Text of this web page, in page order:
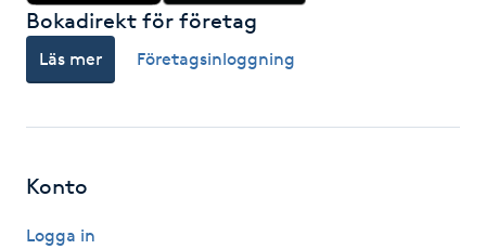
K18
Katun fransar
Kemisk peeling
Keratinbehandling
Bokadirekt för företag
Läs mer Företagsinloggning
Konto
Logga in